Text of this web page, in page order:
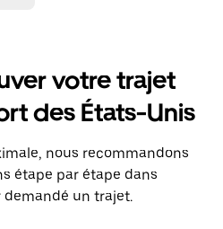
votre trajet
des États-Unis
nous recommandons
étape par étape dans
demandé un trajet.